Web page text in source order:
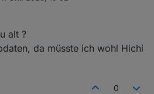
von
alt ?
da müsste ich wohl Hichi
0